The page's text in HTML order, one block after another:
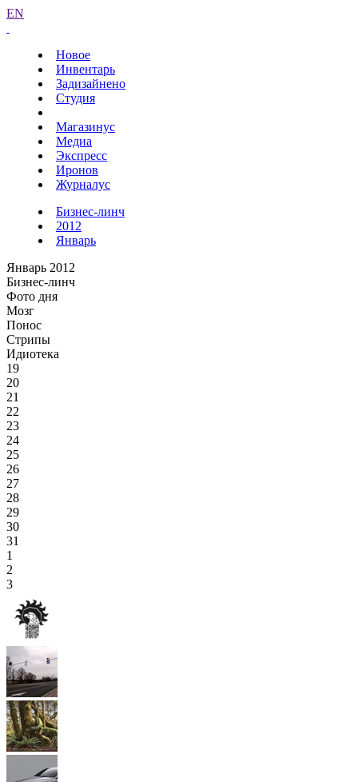
EN
Новое
Инвентарь
Задизайнено
Студия
Магазинус
Медиа
Экспресс
Иронов
Журналус
Бизнес-линч
2012
Январь
Январь 2012
Бизнес-линч
Фото дня
Мозг
Понос
Стрипы
Идиотека
19
20
21
22
23
24
25
26
27
28
29
30
31
1
2
3